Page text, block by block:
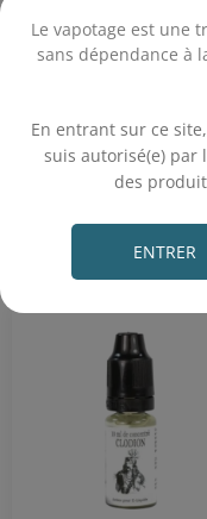
Le vapotage est une
sans dépendance à
En entrant sur ce
suis autorisé(e) par
des
ENTRER
Classic blond - Caramel
beurre salé
Achat rapide